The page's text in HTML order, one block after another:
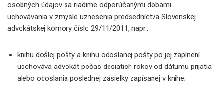
osobných údajov sa riadime odporúčanými dobami
uchovávania v zmysle uznesenia predsedníctva Slovenskej
advokátskej komory číslo 29/11/2011, napr.:
knihu došlej pošty a knihu odoslanej pošty po jej zaplnení
uschováva advokát počas desiatich rokov od dátumu prijatia
alebo odoslania poslednej zásielky zapísanej v knihe;